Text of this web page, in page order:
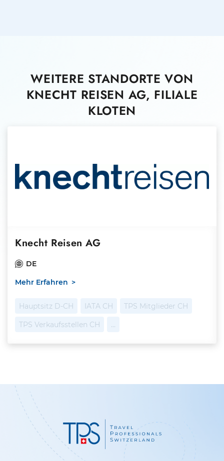
WEITERE STANDORTE VON
KNECHT REISEN AG, FILIALE
KLOTEN
Knecht Reisen AG
DE
Mehr Erfahren
Hauptsitz D-CH IATA CH TPS Mitglieder CH
TPS Verkaufsstellen CH …